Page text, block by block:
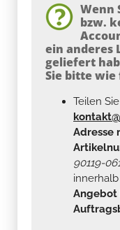
Wenn
bzw.
ein anderes
geliefert
Sie bitte wie
Teilen
Adresse
90119-
Angebot